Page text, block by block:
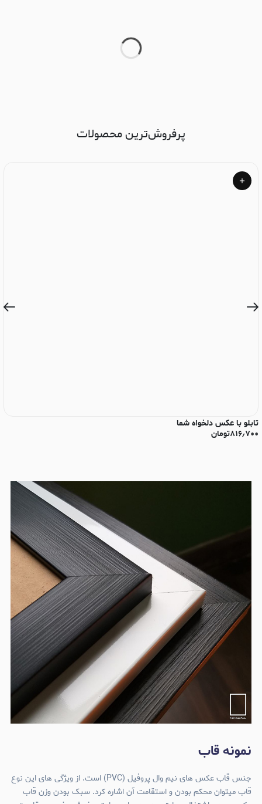
پرفروش‌ترین محصولات
تابلو با عکس دلخواه شما
۸۱۶٫۷۰۰تومان
نمونه قاب
جنس قاب عکس های نیم وال پروفیل (PVC) است. از ویژگی های این نوع
قاب میتوان محکم بودن و استقامت آن اشاره کرد. سبک بودن وزن قاب